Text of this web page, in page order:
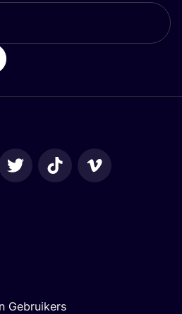
Gebruikers